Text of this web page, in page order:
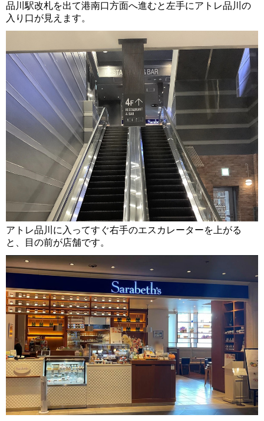
品川駅改札を出て港南口方面へ進むと左手にアトレ品川の
入り口が見えます。
アトレ品川に入ってすぐ右手のエスカレーターを上がる
と、目の前が店舗です。